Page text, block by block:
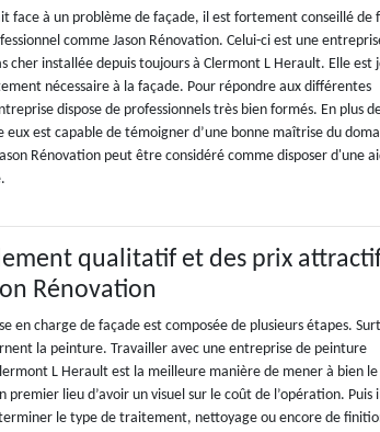
face à un problème de façade, il est fortement conseillé de
comme Jason Rénovation. Celui-ci est une
cher installée depuis toujours à Clermont L Herault. Elle est
nécessaire à la façade. Pour répondre aux différentes
dispose de professionnels très bien formés. En plus
eux est capable de témoigner d’une bonne maîtrise du
Rénovation peut être considéré comme disposer d'une
qualitatif et des prix
Rénovation
en charge de façade est composée de plusieurs étapes.
la peinture. Travailler avec une entreprise de peinture
L Herault est la meilleure manière de mener à bien
premier lieu d’avoir un visuel sur le coût de l’opération. Puis
le type de traitement, nettoyage ou encore de